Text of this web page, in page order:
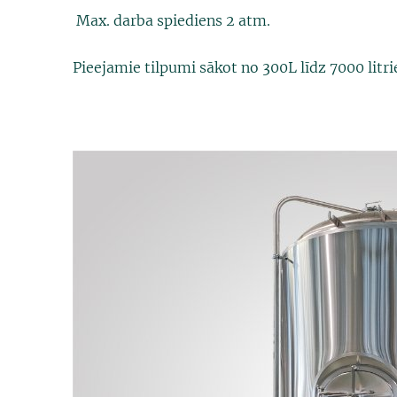
Max. darba spiediens 2 atm.
Pieejamie tilpumi sākot no 300L līdz 7000